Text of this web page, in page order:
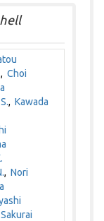
,Choi
,Kawada
,Nori
Sakurai